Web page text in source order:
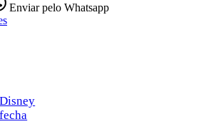
Enviarpelo Whatsapp
Disney
fecha